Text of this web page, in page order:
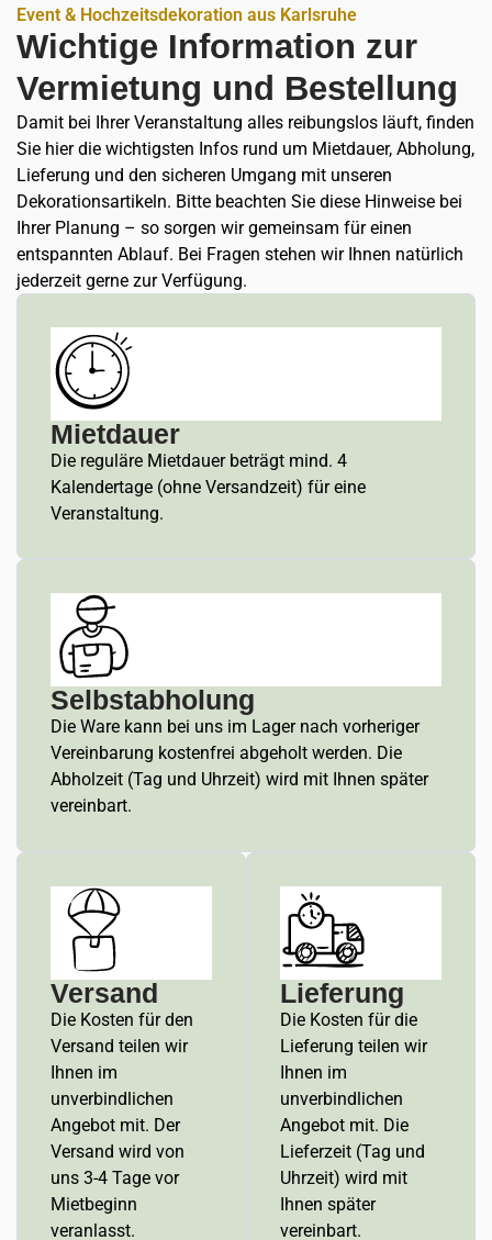
Event & Hochzeitsdekoration aus Karlsruhe
Wichtige Information zur
Vermietung und Bestellung
Damit bei Ihrer Veranstaltung alles reibungslos läuft, finden
Sie hier die wichtigsten Infos rund um Mietdauer, Abholung,
Lieferung und den sicheren Umgang mit unseren
Dekorationsartikeln. Bitte beachten Sie diese Hinweise bei
Ihrer Planung – so sorgen wir gemeinsam für einen
entspannten Ablauf. Bei Fragen stehen wir Ihnen natürlich
jederzeit gerne zur Verfügung.
Mietdauer
Die reguläre Mietdauer beträgt mind. 4
Kalendertage (ohne Versandzeit) für eine
Veranstaltung.
Selbstabholung
Die Ware kann bei uns im Lager nach vorheriger
Vereinbarung kostenfrei abgeholt werden. Die
Abholzeit (Tag und Uhrzeit) wird mit Ihnen später
vereinbart.
Versand
Die Kosten für den
Versand teilen wir
Ihnen im
unverbindlichen
Angebot mit. Der
Versand wird von
uns 3-4 Tage vor
Mietbeginn
veranlasst.
Lieferung
Die Kosten für die
Lieferung teilen wir
Ihnen im
unverbindlichen
Angebot mit. Die
Lieferzeit (Tag und
Uhrzeit) wird mit
Ihnen später
vereinbart.